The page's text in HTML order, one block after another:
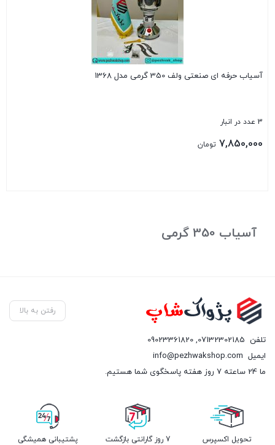
آسیاب حرفه ای صنعتی ولف 350 گرمی مدل 1368
3 عدد در انبار
7,850,000 تومان
آسیاب 350 گرمی
رفتن به بالا
تلفن 07132302185
,
09023361820
ایمیل info@pezhwakshop.com
ما 24 ساعته 7 روز هفته پاسخگوی شما هستیم.
تحویل اکسپرس
7 روز گارانتی بازگشت
پشتیبانی همیشگی